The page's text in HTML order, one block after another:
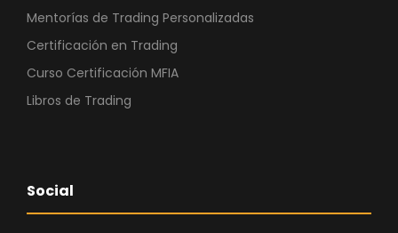
Mentorías de Trading Personalizadas
Certificación en Trading
Curso Certificación MFIA
Libros de Trading
Social